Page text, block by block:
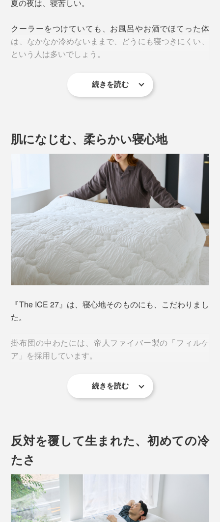
夏の夜は、寝苦しい。
クーラーをつけていても、お風呂やお酒でほてった体
は、なかなか冷めないままで、どうにも寝つきにくい、
という人は多いでしょう。
さぁ、『The ICE 27』に飛び込んで。
肌に触れた面から、体中へ、心地よいヒンヤリ感が広が
っていくのを感じます。
水に濡れたような、しっとりとした冷たさが、ほてった
体を、ジワジワ冷ましていってくれます。
体のほてりが静まっていくのと同時に、眠りへ引き込ま
続きを読む
肌になじむ、柔らかい寝心地
『The ICE 27』は、寝心地そのものにも、こだわりまし
た。
掛布団の中わたには、帝人ファイバー製の「フィルケ
ア」を採用しています。
「フィルケア」は、3つの孔（=突き抜けた穴）が通っ
軽さ・弾力・へたりにくさを併せ持った中わただから、
薄手の掛布団なのに、ふっくら柔らかい寝心地。しか
続きを読む
反対を覆して生まれた、初めての冷
たさ